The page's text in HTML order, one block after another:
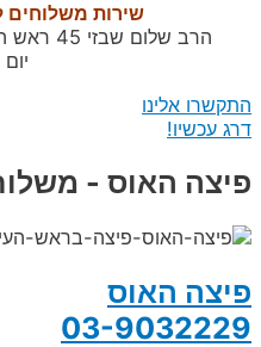
שירות משלוחים
הרב שלום שבזי 45 ראש העין א' – ה' 12:00 – 23:50
יום
התקשרו אלינו
דרג עכשיו!
פיצה האוס -
פיצה האוס
03-9032229